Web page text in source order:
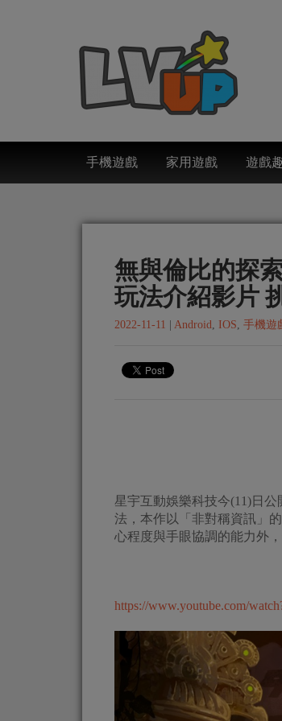
手機遊戲 家用遊戲 遊戲
無與倫比的探
玩法介紹影片
2022-11-11 Android, IOS, 手機遊
星宇互動娛樂科技今(11)日
法，本作以「非對稱資訊」
心程度與手眼協調的能力外
https://www.youtube.com/